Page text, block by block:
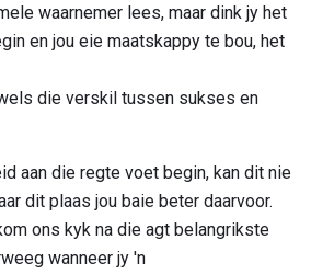
waarnemer lees, maar dink jy het
en jou eie maatskappy te bou, het
die verskil tussen sukses en
aan die regte voet begin, kan dit nie
dit plaas jou baie beter daarvoor.
ons kyk na die agt belangrikste
wanneer jy 'n